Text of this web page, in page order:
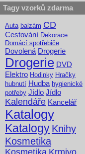
Tagy vzorků zdarma
Auta balzám CD
Cestování Dekorace
Domácí spotřebiče
Dovolená Drogerie
Drogerie DVD
Elektro Hodinky Hračky
hubnutí Hudba hygienické
potřeby Jídlo Jídlo
Kalendáře Kancelář
Katalogy
Katalogy Knihy
Kosmetika